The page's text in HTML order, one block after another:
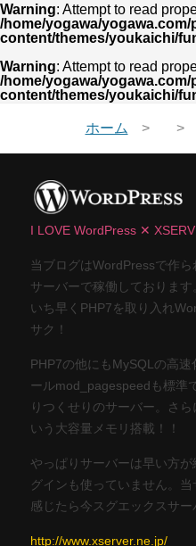
Warning: Attempt to read
/home/yogawa/
content/themes/youkaichi/
Warning: Attempt to read
/home/yogawa/
content/themes/youkaichi/
ホーム
I LOVE WordPress ✕
当ブログはWordPressで作
サーバーで稼働しております
いち早くPHP7を取り入れ
サク！
PHP7の他にもMySQLの高
ールmod_pagespeedも標準
りつくせりのサーバー。さ
いう大容量メモリ搭載！！
やっぱりサーバーは早い方
グインも使っていません。
感じたら今スグエックスサー
http://www.xserver.ne.jp/